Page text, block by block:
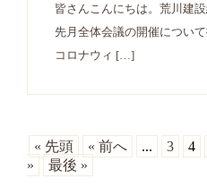
皆さんこんにちは。荒川建
先月全体会議の開催につい
コロナウィ […]
« 先頭 « 前へ ... 3 4
»
最後 »